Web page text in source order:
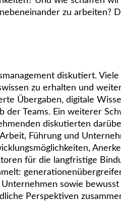
zu arbeiten?
diskutiert.
zu erhalten und
Übergaben, digitale
der Teams. Ein weiterer
diskutierten
Führung und
für die langfristige
sowie bewusst
Perspektiven